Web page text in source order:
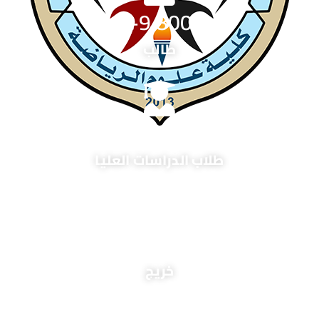
طالب
9,800
+
طلاب الدراسات العليا
2,600
خريج